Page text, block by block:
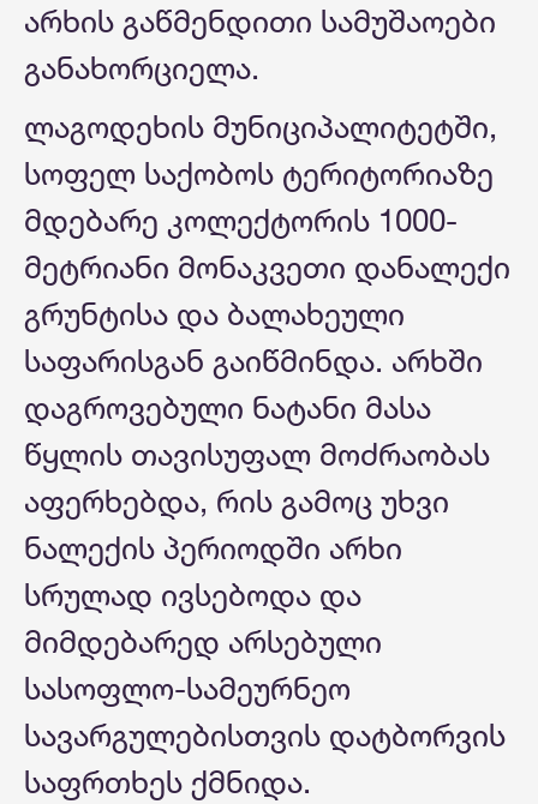
არხის გაწმენდითი სამუშაოები
განახორციელა.
ლაგოდეხის მუნიციპალიტეტში,
სოფელ საქობოს ტერიტორიაზე
მდებარე კოლექტორის 1000-
მეტრიანი მონაკვეთი დანალექი
გრუნტისა და ბალახეული
საფარისგან გაიწმინდა. არხში
დაგროვებული ნატანი მასა
წყლის თავისუფალ მოძრაობას
აფერხებდა, რის გამოც უხვი
ნალექის პერიოდში არხი
სრულად ივსებოდა და
მიმდებარედ არსებული
სასოფლო-სამეურნეო
სავარგულებისთვის დატბორვის
საფრთხეს ქმნიდა.